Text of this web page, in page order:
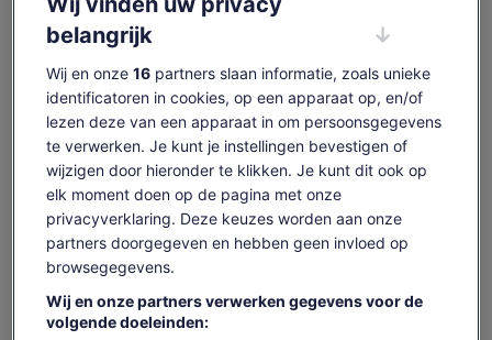
vooral omdat sommige van onze gidsen er daadwerkelijk
waren!
Datums wijzigen
Datums
wijzigen
zo 9 aug.
- € 166
di 11 aug.
€ 166
wo 12 aug.
€ 166
De
prijs
€ 166
per
volwassene
€ 166
inclusief belastingen en toeslagen
per volwassene
Tickets weergeven
Content op deze pagina is mogelijk geproduceerd
door machinevertaling
Originele tekst bekijken (Engelstalig)
Feedback over deze vertalingen geven
een
nieuwe
Belangrijke info voor je
boekt
belangrijk
Wij en onze 16partners slaan informatie, zoals unieke
identificatoren in cookies, op een apparaat op, en/of
lezen deze van een apparaat in om persoonsgegevens
te verwerken. Je kunt je instellingen bevestigen of
wijzigen door hieronder te klikken. Je kunt dit ook op
elk moment doen op de pagina met onze
privacyverklaring. Deze keuzes worden aan onze
partners doorgegeven en hebben geen invloed op
browsegegevens.
Wij en onze partners verwerken gegevens voor de
volgende doeleinden: